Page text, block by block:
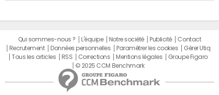
Qui sommes-nous ? L'équipe Notre société Publicité
Contact
Recrutement
Données personnelles Paramétrer les cookies
Gérer Utiq
Tous les articles
RSS Corrections Mentions légales
Groupe Figaro
© 2025 CCM Benchmark